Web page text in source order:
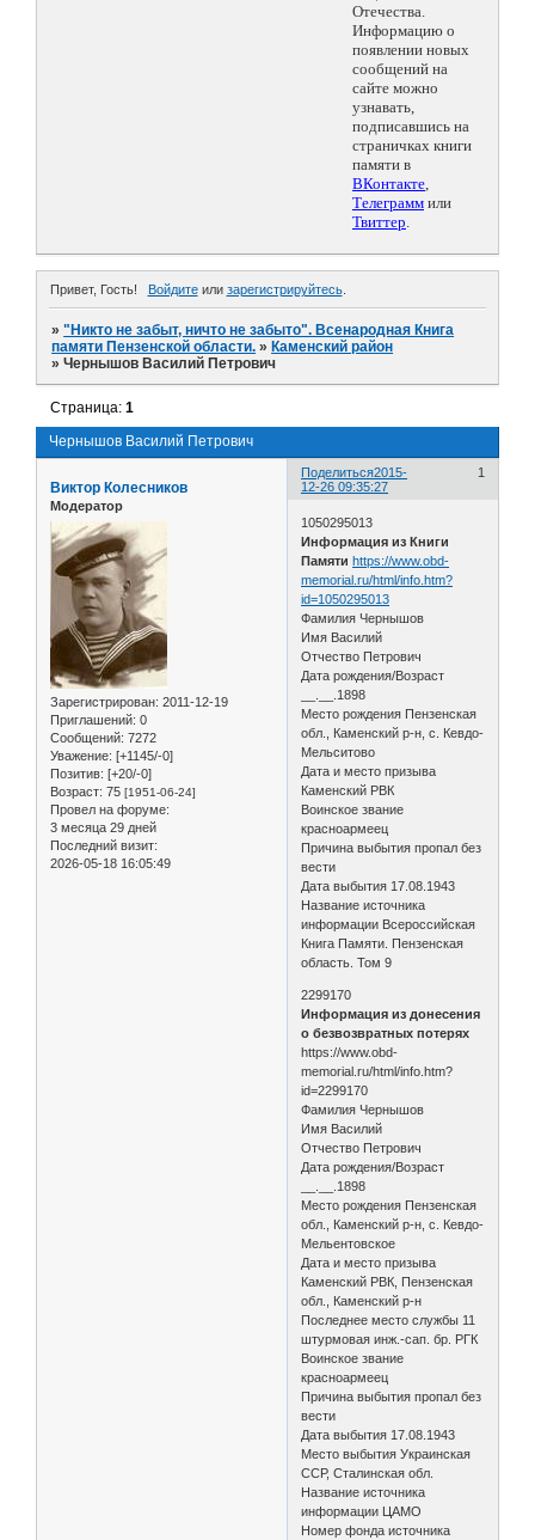
Отечества.
Информацию о
появлении новых
сообщений на
сайте можно
узнавать,
подписавшись на
страничках книги
памяти в
ВКонтакте,
Телеграмм или
Твиттер.
Привет, Гость! Войдитеили зарегистрируйтесь.
»"Никто не забыт, ничто не забыто". Всенародная Книга
памяти Пензенской области. » Каменский район
»Чернышов Василий Петрович
Чернышов Василий Петрович
Страница:1
Поделиться 1
2015-
12-26 09:35:27
Виктор Колесников
Модератор
Зарегистрирован: 2011-12-19
Приглашений: 0
Сообщений: 7272
Уважение: [+1145/-0]
Позитив: [+20/-0]
Возраст: 75 [1951-06-24]
Провел на форуме:
3 месяца 29 дней
Последний визит:
2026-05-18 16:05:49
1050295013
Информация из Книги
Памяти https://www.obd-
memorial.ru/html/info.htm?
id=1050295013
Фамилия Чернышов
Имя Василий
Отчество Петрович
Дата рождения/Возраст
__.__.1898
Место рождения Пензенская
обл., Каменский р-н, с. Кевдо-
Мельситово
Дата и место призыва
Каменский РВК
Воинское звание
красноармеец
Причина выбытия пропал без
вести
Дата выбытия 17.08.1943
Название источника
информации Всероссийская
Книга Памяти. Пензенская
область. Том 9
2299170
Информация из донесения
о безвозвратных потерях
https://www.obd-
memorial.ru/html/info.htm?
id=2299170
Фамилия Чернышов
Имя Василий
Отчество Петрович
Дата рождения/Возраст
__.__.1898
Место рождения Пензенская
обл., Каменский р-н, с. Кевдо-
Мельентовское
Дата и место призыва
Каменский РВК, Пензенская
обл., Каменский р-н
Последнее место службы 11
штурмовая инж.-сап. бр. РГК
Воинское звание
красноармеец
Причина выбытия пропал без
вести
Дата выбытия 17.08.1943
Место выбытия Украинская
ССР, Сталинская обл.
Название источника
информации ЦАМО
Номер фонда источника